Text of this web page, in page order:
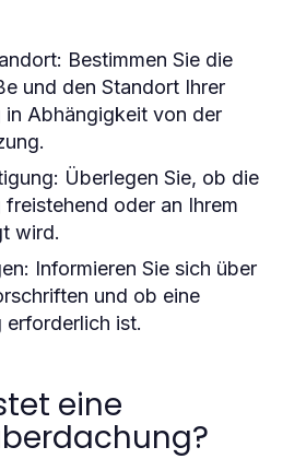
Bestimmen Sie die
und den Standort Ihrer
in Abhängigkeit von der
Überlegen Sie, ob die
oder an Ihrem
wird.
Informieren Sie sich über
und ob eine
erforderlich ist.
eine